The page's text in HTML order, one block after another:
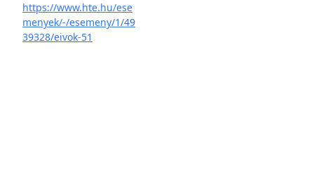
https://www.hte.hu/ese
menyek/-/esemeny/1/49
39328/eivok-51